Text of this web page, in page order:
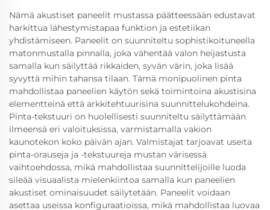
Nämä akustiset paneelit mustassa päätteessään edustavat
harkittua lähestymistapaa funktion ja estetiikan
yhdistämiseen. Paneelit on suunniteltu sophistikoituneella
matonmustalla pinnalla, joka vähentää valon heijastusta
samalla kun säilyttää rikkaiden, syvän värin, joka lisää
syvyttä mihin tahansa tilaan. Tämä monipuolinen pinta
mahdollistaa paneelien käytön sekä toimintoina akustisina
elementteinä että arkkitehtuurisina suunnittelukohdeina.
Pinta-tekstuuri on huolellisesti suunniteltu säilyttämään
ilmeensä eri valoituksissa, varmistamalla vakion
kaunotekon koko päivän ajan. Valmistajat tarjoavat useita
pinta-orauseja ja -tekstuureja mustan värisessä
vaihtoehdossa, mikä mahdollistaa suunnittelijoille luoda
sileää visuaalista mielenkiintoa samalla kun paneelien
akustiset ominaisuudet säilytetään. Paneelit voidaan
asettaa useissa konfiguraatioissa, mikä mahdollistaa luovaa